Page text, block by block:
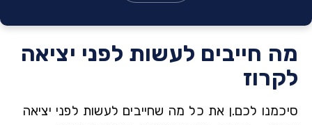
חייבים לעשות לפני יציאה
לכם.ן את כל מה שחייבים לעשות לפני יציאה